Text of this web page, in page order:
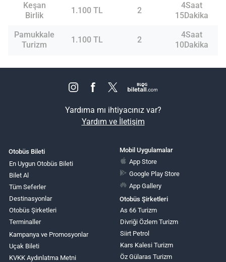
Keşan
Birlik
1.100 TL 2
4Saat
15Dakika
Pamukkale
Turizm
1.100 TL 2
4Saat
10Dakika
Yardıma mı ihtiyacınız var?
Yardım ve İletişim
Otobüs Bileti
En Uygun Otobüs Bileti
Bilet Al
Tüm Seferler
Destinasyonlar
Otobüs Şirketleri
Terminaller
Kampanya ve Promosyonlar
Uçak Bileti
KVKK Aydınlatma Metni
Mobil Uygulamalar
App Store
Google Play Store
App Gallery
Otobüs Şirketleri
As 66 Turizm
Divriği Özlem Turizm
Siirt Petrol
Kars Kalesi Turizm
Öz Gülaras Turizm